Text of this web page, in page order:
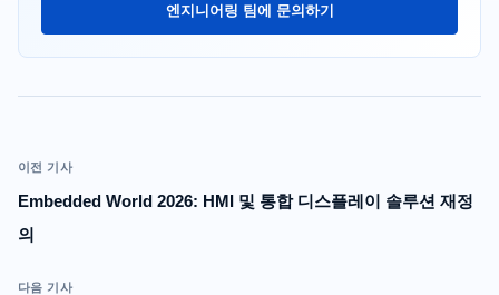
엔지니어링 팀에 문의하기
이전 기사
Embedded World 2026: HMI 및 통합 디스플레이 솔루션 재정
의
다음 기사